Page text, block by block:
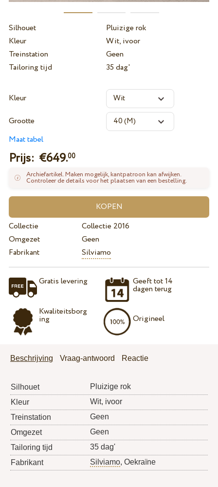
Silhouet
Pluizige rok
Kleur
Wit, ivoor
Treinstation
Geen
Tailoring tijd
35 dag'
Kleur
Grootte
Maat tabel
Prijs: €649.00
Archiefartikel. Maken mogelijk, kantpatroon kan afwijken.
Controleer de details voor het plaatsen van een bestelling.
Collectie
Collectie 2016
Omgezet
Geen
Fabrikant
Silviamo
Gratis levering
Kwaliteitsborg
ing
Geeft tot 14
dagen terug
Origineel
Beschrijving Vraag-antwoord Reactie
Silhouet
Pluizige rok
Kleur
Wit, ivoor
Treinstation
Geen
Omgezet
Geen
Tailoring tijd
35 dag'
Fabrikant
Silviamo, Oekraïne